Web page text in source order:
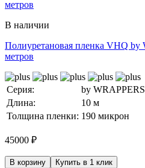
В наличии
Полиуретановая пленка VHQ
метров
Серия:
by
Длина:
10 м
Толщина пленки: 190 микрон
45000 ₽
В корзину Купить в 1 клик